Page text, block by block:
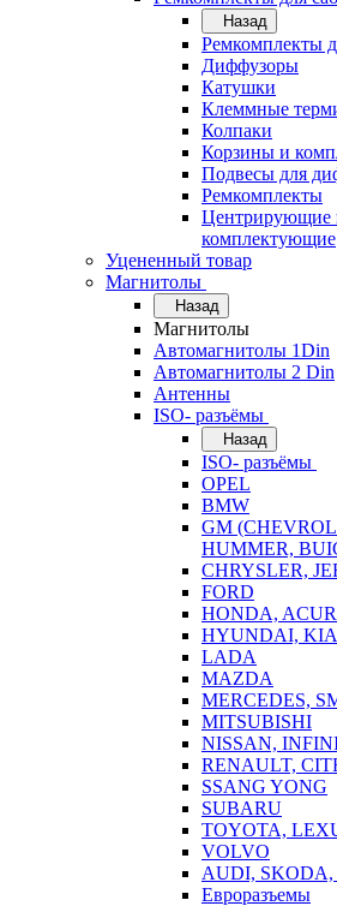
Назад
Ремкомплекты
Диффузоры
Катушки
Клеммные
Колпаки
Корзины и
Подвесы для
Ремкомплекты
Центрирующие
комплектующие
Уцененный товар
Магнитолы
Назад
Магнитолы
Автомагнитолы 1Din
Автомагнитолы 2 Din
Антенны
ISO- разъёмы
Назад
ISO- разъёмы
OPEL
BMW
GM
HUMMER,
CHRYSLER,
FORD
HONDA,
HYUNDAI, KIA
LADA
MAZDA
MERCEDES,
MITSUBISHI
NISSAN,
RENAULT,
SSANG YONG
SUBARU
TOYOTA,
VOLVO
AUDI, SKODA,
Евроразъемы